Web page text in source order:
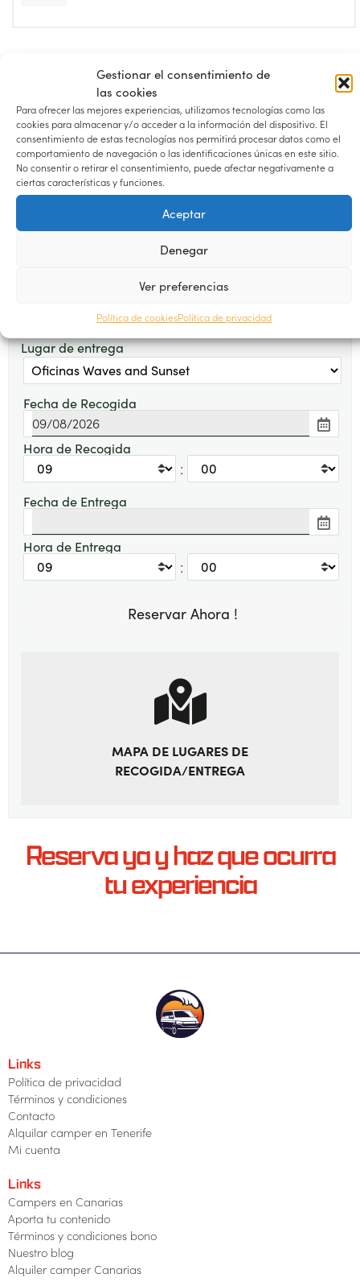
Gestionar el consentimiento de
las cookies
Para ofrecer las mejores experiencias, utilizamos tecnologías como las
cookies para almacenar y/o acceder a la información del dispositivo. El
consentimiento de estas tecnologías nos permitirá procesar datos como el
comportamiento de navegación o las identificaciones únicas en este sitio.
No consentir o retirar el consentimiento, puede afectar negativamente a
ciertas características y funciones.
Aceptar
Denegar
Ver preferencias
Política de cookiesPolítica de privacidad
Disponibilidad Horaria por el dia
08/08/2026
H 00 01 02 03 04 05 06 07
Seleccionar Fechas de Recogida y
Lugar de entrega
Fecha de Recogida
Hora de Recogida
:
Fecha de Entrega
Hora de Entrega
:
MAPA DE LUGARES DE
RECOGIDA/ENTREGA
Reserva ya y haz que ocurra
tu experiencia
Links
Política de privacidad
Términos y condiciones
Contacto
Alquilar camper en Tenerife
Mi cuenta
Links
Campers en Canarias
Aporta tu contenido
Términos y condiciones bono
Nuestro blog
Alquiler camper Canarias